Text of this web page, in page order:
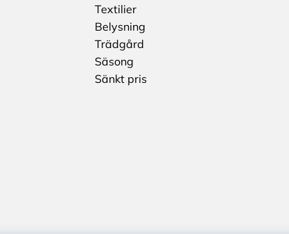
Textilier
Belysning
Trädgård
Säsong
Sänkt pris